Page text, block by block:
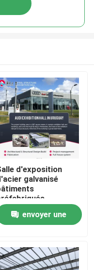
d'exposition
galvanisé
ignifuges
envoyer une